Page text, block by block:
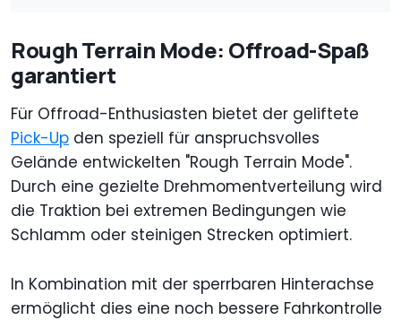
Rough Terrain Mode: Offroad-Spaß
garantiert
Für Offroad-Enthusiasten bietet der geliftete
Pick-Up den speziell für anspruchsvolles
Gelände entwickelten "Rough Terrain Mode".
Durch eine gezielte Drehmomentverteilung wird
die Traktion bei extremen Bedingungen wie
Schlamm oder steinigen Strecken optimiert.
In Kombination mit der sperrbaren Hinterachse
ermöglicht dies eine noch bessere Fahrkontrolle